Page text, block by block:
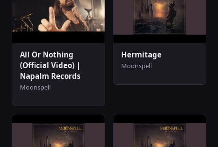
All Or Nothing
(Official Video) |
Napalm Records
Moonspell
Hermitage
Moonspell